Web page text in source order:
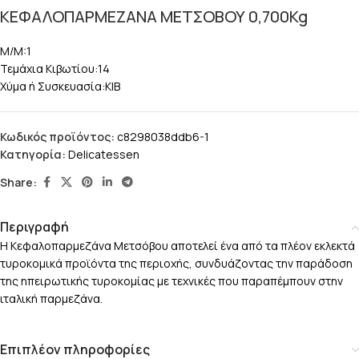
ΚΕΦΑΛΟΠΑΡΜΕΖΑΝΑ ΜΕΤΣΟΒΟΥ 0,700Kg
M/M:1
Τεμάχια Κιβωτίου:14
Χύμα ή Συσκευασία:KIB
Κωδικός προϊόντος: c8298038ddb6-1
Κατηγορία: Delicatessen
Share:
Περιγραφή
Η Κεφαλοπαρμεζάνα Μετσόβου αποτελεί ένα από τα πλέον εκλεκτά
τυροκομικά προϊόντα της περιοχής, συνδυάζοντας την παράδοση
της ηπειρωτικής τυροκομίας με τεχνικές που παραπέμπουν στην
ιταλική παρμεζάνα.
Επιπλέον πληροφορίες